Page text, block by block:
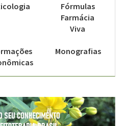
Fórmulas
Farmácia
Viva
Monografias